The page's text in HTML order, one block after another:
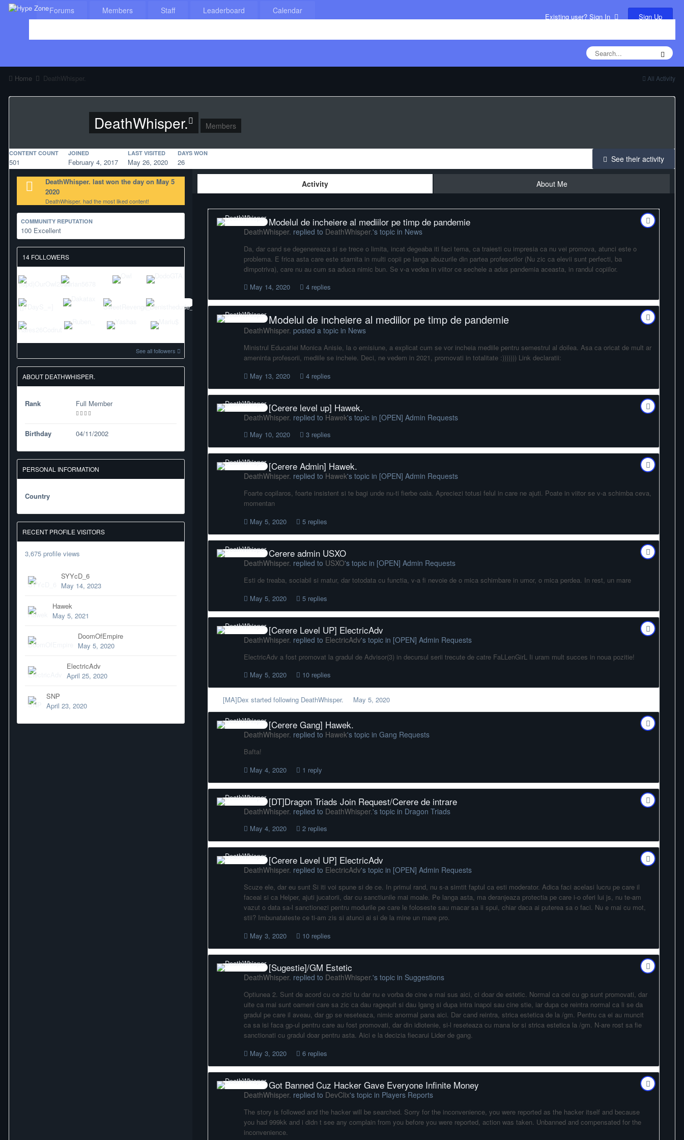
Forums Members Staff Leaderboard Calendar
Existing user? Sign In Sign Up
All Activity
Home DeathWhisper.
DeathWhisper. Members
See their activity
CONTENT COUNT
501
JOINED
February 4, 2017
LAST VISITED
May 26, 2020
DAYS WON
26
DeathWhisper. last won the day on May 5
2020
DeathWhisper. had the most liked content!
COMMUNITY REPUTATION
100 Excellent
14 FOLLOWERS
See all followers
ABOUT DEATHWHISPER.
Rank Full Member
Birthday 04/11/2002
PERSONAL INFORMATION
Country
RECENT PROFILE VISITORS
3,675 profile views
SYYcD_6
May 14, 2023
Hawek
May 5, 2021
DoomOfEmpire
May 5, 2020
ElectricAdv
April 25, 2020
SNP
April 23, 2020
Activity About Me
Modelul de incheiere al mediilor pe timp de pandemie
DeathWhisper. replied to DeathWhisper.'s topic in News
Da, dar cand se degenereaza si se trece o limita, incat degeaba iti faci tema, ca traiesti cu impresia ca nu vei promova, atunci este o
problema. E frica asta care este starnita in multi copii pe langa abuzurile din partea profesorilor (Nu zic ca elevii sunt perfecti, ba
dimpotriva), care nu au cum sa aduca nimic bun. Se v-a vedea in viitor ce sechele a adus pandemia aceasta, in randul copiilor.
May 14, 2020
4 replies
Modelul de incheiere al mediilor pe timp de pandemie
DeathWhisper. posted a topic in News
Ministrul Educatiei Monica Anisie, la o emisiune, a explicat cum se vor incheia mediile pentru semestrul al doilea. Asa ca oricat de mult ar
ameninta profesorii, mediile se incheie. Deci, ne vedem in 2021, promovati in totalitate :))))))) Link declaratii:
May 13, 2020
4 replies
[Cerere level up] Hawek.
DeathWhisper. replied to Hawek's topic in [OPEN] Admin Requests
May 10, 2020 3 replies
[Cerere Admin] Hawek.
DeathWhisper. replied to Hawek's topic in [OPEN] Admin Requests
Foarte copilaros, foarte insistent si te bagi unde nu-ti fierbe oala. Apreciezi totusi felul in care ne ajuti. Poate in viitor se v-a schimba ceva,
momentan
May 5, 2020
5 replies
Cerere admin USXO
DeathWhisper. replied to USXO's topic in [OPEN] Admin Requests
Esti de treaba, sociabil si matur, dar totodata cu functia, v-a fi nevoie de o mica schimbare in umor, o mica perdea. In rest, un mare
May 5, 2020
5 replies
[Cerere Level UP] ElectricAdv
DeathWhisper. replied to ElectricAdv's topic in [OPEN] Admin Requests
ElectricAdv a fost promovat la gradul de Advisor(3) in decursul serii trecute de catre FaLLenGirL Ii uram mult succes in noua pozitie!
May 5, 2020
10 replies
[MA]Dex started following DeathWhisper. May 5, 2020
[Cerere Gang] Hawek.
DeathWhisper. replied to Hawek's topic in Gang Requests
Bafta!
May 4, 2020
1 reply
[DT]Dragon Triads Join Request/Cerere de intrare
DeathWhisper. replied to DeathWhisper.'s topic in Dragon Triads
May 4, 2020 2 replies
[Cerere Level UP] ElectricAdv
DeathWhisper. replied to ElectricAdv's topic in [OPEN] Admin Requests
Scuze ele, dar eu sunt Si iti voi spune si de ce. In primul rand, nu s-a simtit faptul ca esti moderator. Adica faci acelasi lucru pe care il
faceai si ca Helper, ajuti jucatorii, dar cu sanctiunile mai moale. Pe langa asta, ma deranjeaza protectia pe care i-o oferi lui js, nu te-am
vazut o data sa-l sanctionezi pentru modurile pe care le foloseste sau macar sa ii spui, chiar daca ai puterea sa o faci. Nu e mai cu mot,
stii? Imbunatateste ce ti-am zis si atunci ai si de la mine un mare pro.
May 3, 2020
10 replies
[Sugestie]/GM Estetic
DeathWhisper. replied to DeathWhisper.'s topic in Suggestions
Optiunea 2. Sunt de acord cu ce zici tu dar nu e vorba de cine e mai sus aici, ci doar de estetic. Normal ca cei cu gp sunt promovati, dar
uite ca mai sunt oameni care sa zic ca dau ragequit si dau lgang si dupa intra inapoi sau cine stie, iar dupa ce reintra normal ca li se da
gradul pe care il aveau, dar gp se reseteaza, nimic anormal pana aici. Dar cand reintra, strica estetica de la /gm. Pentru ca ei au muncit
ca sa isi faca gp-ul pentru care au fost promovati, dar din idiotenie, si-l reseteaza cu mana lor si strica estetica la /gm. N-are rost sa fie
sanctionati cu gradul doar pentru asta. Aici e la decizia fiecarui Lider de gang.
May 3, 2020
6 replies
Got Banned Cuz Hacker Gave Everyone Infinite Money
DeathWhisper. replied to DevClix's topic in Players Reports
The story is followed and the hacker will be searched. Sorry for the inconvenience, you were reported as the hacker itself and because
you had 999kk and i didn t see any complain from you before you were reported, action was taken. Unbanned and compensated for the
inconvenience.